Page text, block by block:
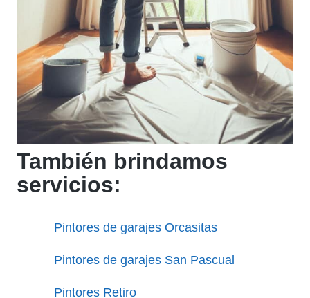
También brindamos
servicios:
Pintores de garajes Orcasitas
Pintores de garajes San Pascual
Pintores Retiro